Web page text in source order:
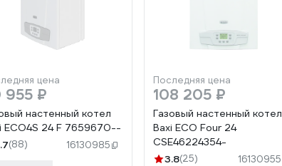
цена
955 ₽
настенный котел
ECO4S 24 F 7659670--
(88) 16130985
Последняя цена
108 205 ₽
Газовый настенный котел
Baxi ECO Four 24
CSE46224354-
3.8(25) 16130955